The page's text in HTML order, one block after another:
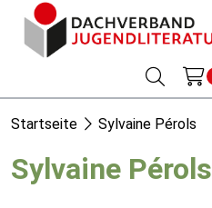
Startseite Sylvaine Pérols
Sylvaine Pérols